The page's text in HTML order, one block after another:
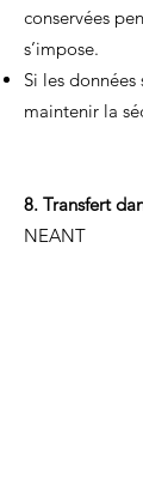
conservées
s’impose.
Si les données
maintenir la
8. Transfert
NEANT